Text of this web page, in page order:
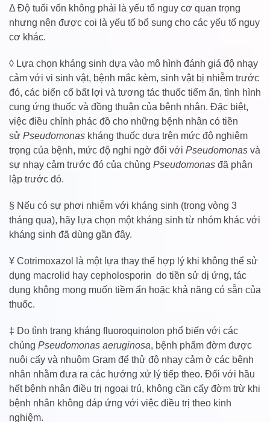
Δ Độ tuổi vốn không phải là yếu tố nguy cơ quan trọng
nhưng nên được coi là yếu tố bổ sung cho các yếu tố nguy
cơ khác.
◊ Lựa chọn kháng sinh dựa vào mô hình đánh giá độ nhạy
cảm với vi sinh vật, bệnh mắc kèm, sinh vật bị nhiễm trước
đó, các biến cố bất lợi và tương tác thuốc tiểm ẩn, tình hình
cung ứng thuốc và đồng thuận của bệnh nhân. Đặc biệt,
việc điều chỉnh phác đồ cho những bệnh nhân có tiền
sử Pseudomonas kháng thuốc dựa trên mức độ nghiêm
trọng của bệnh, mức độ nghi ngờ đối với Pseudomonas và
sự nhạy cảm trước đó của chủng Pseudomonas đã phân
lập trước đó.
§ Nếu có sự phơi nhiễm với kháng sinh (trong vòng 3
tháng qua), hãy lựa chọn một kháng sinh từ nhóm khác với
kháng sinh đã dùng gần đây.
¥ Cotrimoxazol là một lựa thay thế hợp lý khi không thể sử
dụng macrolid hay cepholosporin do tiền sử dị ứng, tác
dụng không mong muốn tiềm ẩn hoặc khả năng có sẵn của
thuốc.
‡ Do tình trạng kháng fluoroquinolon phổ biến với các
chủng Pseudomonas aeruginosa, bệnh phẩm đờm được
nuôi cấy và nhuộm Gram để thử độ nhạy cảm ở các bệnh
nhân nhằm đưa ra các hướng xử lý tiếp theo. Đối với hầu
hết bệnh nhân điều trị ngoại trú, không cần cấy đờm trừ khi
bệnh nhân không đáp ứng với việc điều trị theo kinh
nghiệm.